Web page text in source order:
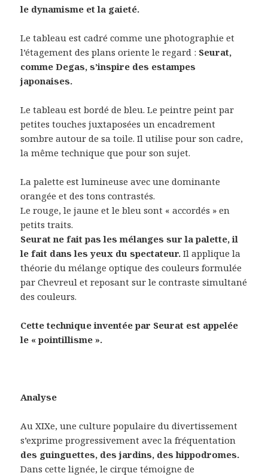
le dynamisme et la gaieté.
Le tableau est cadré comme une photographie et
l’étagement des plans oriente le regard : Seurat,
comme Degas, s’inspire des estampes
japonaises.
Le tableau est bordé de bleu. Le peintre peint par
petites touches juxtaposées un encadrement
sombre autour de sa toile. Il utilise pour son cadre,
la même technique que pour son sujet.
La palette est lumineuse avec une dominante
orangée et des tons contrastés.
Le rouge, le jaune et le bleu sont « accordés » en
petits traits.
Seurat ne fait pas les mélanges sur la palette, il
le fait dans les yeux du spectateur.Il applique la
théorie du mélange optique des couleurs formulée
par Chevreul et reposant sur le contraste simultané
des couleurs.
Cette technique inventée par Seurat est appelée
le « pointillisme ».
Analyse
Au XIXe, une culture populaire du divertissement
s’exprime progressivement avec la fréquentation
des guinguettes, des jardins, des hippodromes.
Dans cette lignée, le cirque témoigne de